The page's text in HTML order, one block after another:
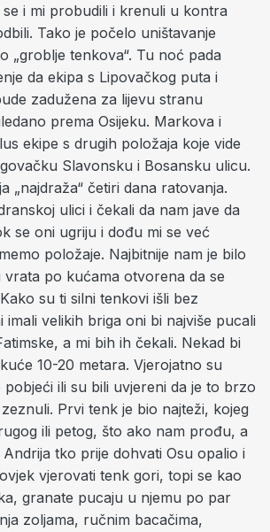
i mi probudili i krenuli u kontra
Tako je počelo uništavanje
„groblje tenkova“. Tu noć pada
da ekipa s Lipovačkog puta i
zadužena za lijevu stranu
prema Osijeku. Markova i
ekipe s drugih položaja koje vide
Slavonsku i Bosansku ulicu.
„najdraža“ četiri dana ratovanja.
ulici i čekali da nam jave da
se oni ugriju i dođu mi se već
položaje. Najbitnije nam je bilo
vrata po kućama otvorena da se
su ti silni tenkovi išli bez
imali velikih briga oni bi najviše pucali
a mi bih ih čekali. Nekad bi
10-20 metara. Vjerojatno su
pobjeći ili su bili uvjereni da je to brzo
Prvi tenk je bio najteži, kojeg
ili petog, što ako nam prođu, a
tko prije dohvati Osu opalio i
vjerovati tenk gori, topi se kao
granate pucaju u njemu po par
zoljama, ručnim bacačima,